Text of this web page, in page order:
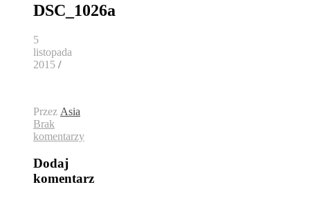
DSC_1026a
5
listopada
2015 /
Przez Asia
Brak
komentarzy
Dodaj
komentarz